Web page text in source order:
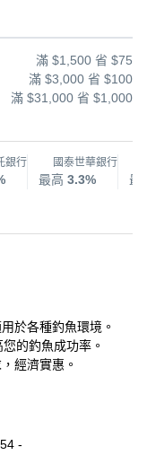
滿 $1,500 省 $75
滿 $3,000 省 $100
滿 $31,000 省 $1,000
銀行 國泰世華銀行
最高 3.3% 最
於各種釣魚環境。
的釣魚成功率。
經濟實惠。
-